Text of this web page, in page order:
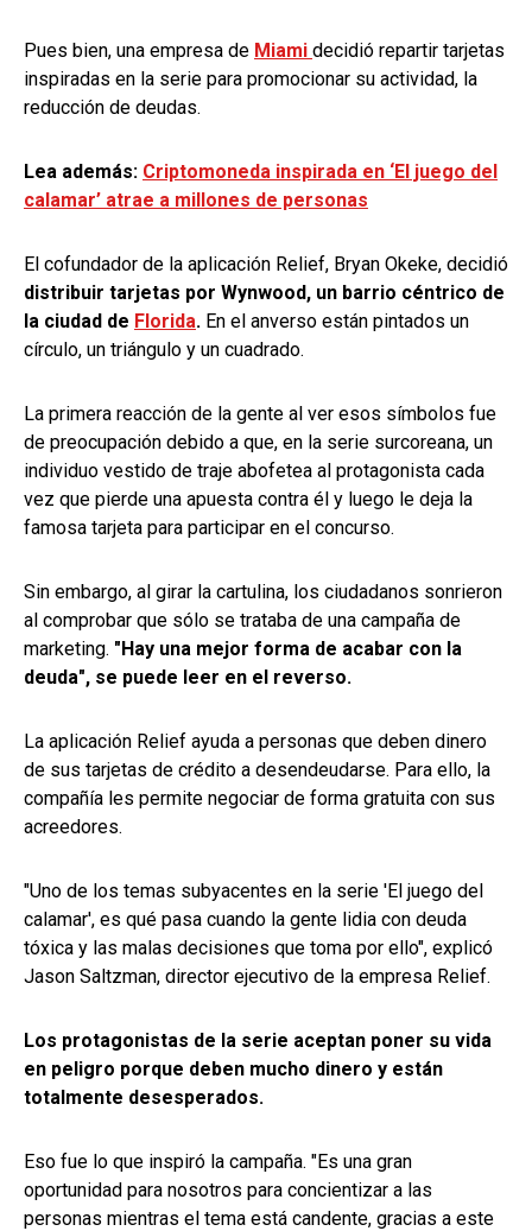
Pues bien, una empresa de Miami decidió repartir tarjetas
inspiradas en la serie para promocionar su actividad, la
reducción de deudas.
Lea además: Criptomoneda inspirada en ‘El juego del
calamar’ atrae a millones de personas
El cofundador de la aplicación Relief, Bryan Okeke, decidió
distribuir tarjetas por Wynwood, un barrio céntrico de
la ciudad de Florida. En el anverso están pintados un
círculo, un triángulo y un cuadrado.
La primera reacción de la gente al ver esos símbolos fue
de preocupación debido a que, en la serie surcoreana, un
individuo vestido de traje abofetea al protagonista cada
vez que pierde una apuesta contra él y luego le deja la
famosa tarjeta para participar en el concurso.
Sin embargo, al girar la cartulina, los ciudadanos sonrieron
al comprobar que sólo se trataba de una campaña de
marketing. "Hay una mejor forma de acabar con la
deuda", se puede leer en el reverso.
La aplicación Relief ayuda a personas que deben dinero
de sus tarjetas de crédito a desendeudarse. Para ello, la
compañía les permite negociar de forma gratuita con sus
acreedores.
"Uno de los temas subyacentes en la serie 'El juego del
calamar', es qué pasa cuando la gente lidia con deuda
tóxica y las malas decisiones que toma por ello", explicó
Jason Saltzman, director ejecutivo de la empresa Relief.
Los protagonistas de la serie aceptan poner su vida
en peligro porque deben mucho dinero y están
totalmente desesperados.
Eso fue lo que inspiró la campaña. "Es una gran
oportunidad para nosotros para concientizar a las
personas mientras el tema está candente, gracias a este